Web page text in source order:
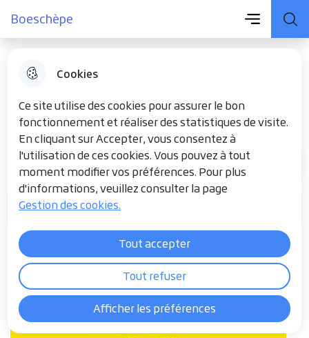
Cookies
Ce site utilise des cookies pour assurer le bon
fonctionnement et réaliser des statistiques de visite.
En cliquant sur Accepter, vous consentez à
l'utilisation de ces cookies. Vous pouvez à tout
moment modifier vos préférences. Pour plus
d'informations, veuillez consulter la page
Gestion des cookies.
Afficher les préférences
Tout accepter
Tout refuser
Aller
au
menu recherche principal
Consulter
le plan du
site
BoeschèpeBoeschèpe Menu
OFFICE DU TOURISME
Accueil TOURISME
Sommaire